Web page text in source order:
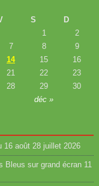
S D
déc »
1
2
7 8
9
14 15
16
21 22
23
28 29 30
16 août 28 juillet 2026
Bleus sur grand écran 11